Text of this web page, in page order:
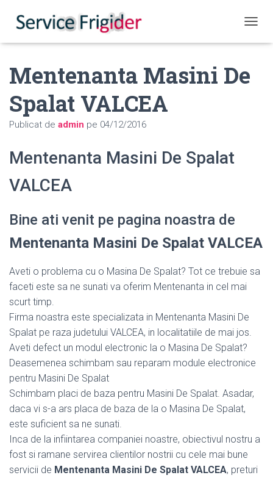
Mentenanta Masini De
Spalat VALCEA
Publicat de admin pe 04/12/2016
Mentenanta Masini De Spalat
VALCEA
Bine ati venit pe pagina noastra de
Mentenanta Masini De Spalat VALCEA
Aveti o problema cu o Masina De Spalat? Tot ce trebuie sa
faceti este sa ne sunati va oferim Mentenanta in cel mai
scurt timp.
Firma noastra este specializata in Mentenanta Masini De
Spalat pe raza judetului VALCEA, in localitatiile de mai jos.
Aveti defect un modul electronic la o Masina De Spalat?
Deasemenea schimbam sau reparam module electronice
pentru Masini De Spalat
Schimbam placi de baza pentru Masini De Spalat. Asadar,
daca vi s-a ars placa de baza de la o Masina De Spalat,
este suficient sa ne sunati.
Inca de la infiintarea companiei noastre, obiectivul nostru a
fost si ramane servirea clientilor nostrii cu cele mai bune
servicii de Mentenanta Masini De Spalat VALCEA, preturi